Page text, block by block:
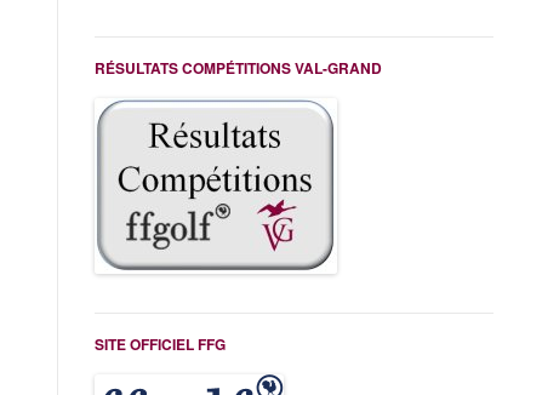
RÉSULTATS COMPÉTITIONS VAL-GRAND
SITE OFFICIEL FFG